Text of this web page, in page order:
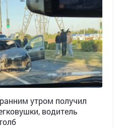
утром получил
водитель